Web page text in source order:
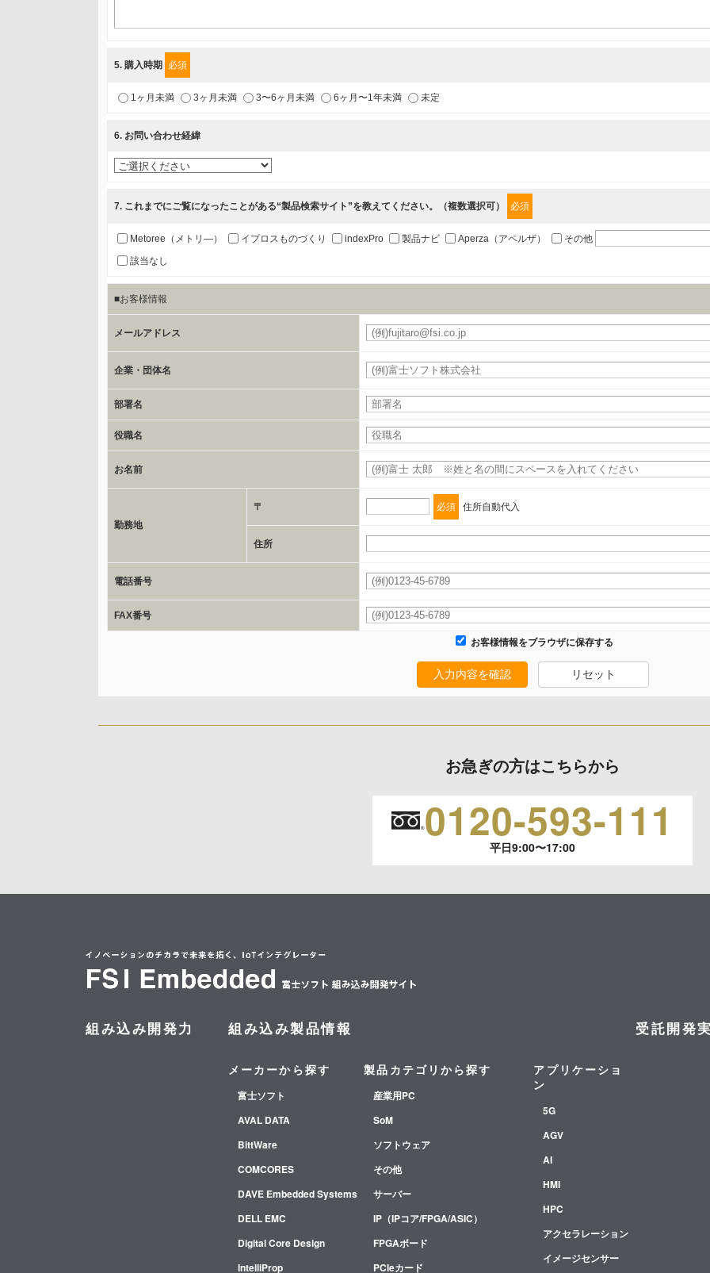
第三者提供の有無
あり
a.個人情報の提供・利用目的
当該企業/団体のサービス等のご案内及び当該企業/団体からの情報を提供するため
b.第三者に提供される個人データの項目
お客様のご氏名、フリガナ、企業・団体名、部署名、役職、郵便番号、住所、電話番号、FAX番号、メールアドレス
書類の送付又は電子的な方法
当社とイベント/セミナーを共同で開催する企業/団体
e.個人情報取り扱いに関する契約
当社と当該企業/団体とは、個人情報取扱に関する覚書の締結を行います。
委託の有無
保有個人データの開示等および問合わせ窓口について
ご本人からの求めにより、当社が保有する保有個人データの利用目的の通知、開示、内容の訂正、追加または削除、利用の停止、消去およ
応じます。
開示等のご請求は、下記お問い合わせ先窓口へご連絡願います。
情報提供は任意ですが、情報を提供しなかった場合、情報の項目によってはお問い合わせ等に
5. 購入時期 必須
1ヶ月未満 3ヶ月未満 3〜6ヶ月未満 6ヶ月〜1年未満 未定
6. お問い合わせ経緯
7. これまでにご覧になったことがある“製品検索サイト”を教えてください。（複数選択可） 必須
Metoree（メトリ―） イプロスものづくり indexPro 製品ナビ Aperza（アペルザ）
その他
該当なし
■お客様情報
メールアドレス
企業・団体名
部署名
役職名
お名前
勤務地
〒 必須 住所自動代入
住所
電話番号
FAX番号
お客様情報をブラウザに保存する
入力内容を確認 リセット
お急ぎの方はこちらから
0120-593-111
平日9:00〜17:00
組み込み開発力 組み込み製品情報
メーカーから探す
富士ソフト
AVAL DATA
BittWare
COMCORES
DAVE Embedded Systems
DELL EMC
Digital Core Design
IntelliProp
製品カテゴリから探す
産業用PC
SoM
ソフトウェア
その他
サーバー
IP（IPコア/FPGA/ASIC）
FPGAボード
PCIeカード
アプリケーショ
ン
5G
AGV
AI
HMI
HPC
アクセラレーション
イメージセンサー
受託開発